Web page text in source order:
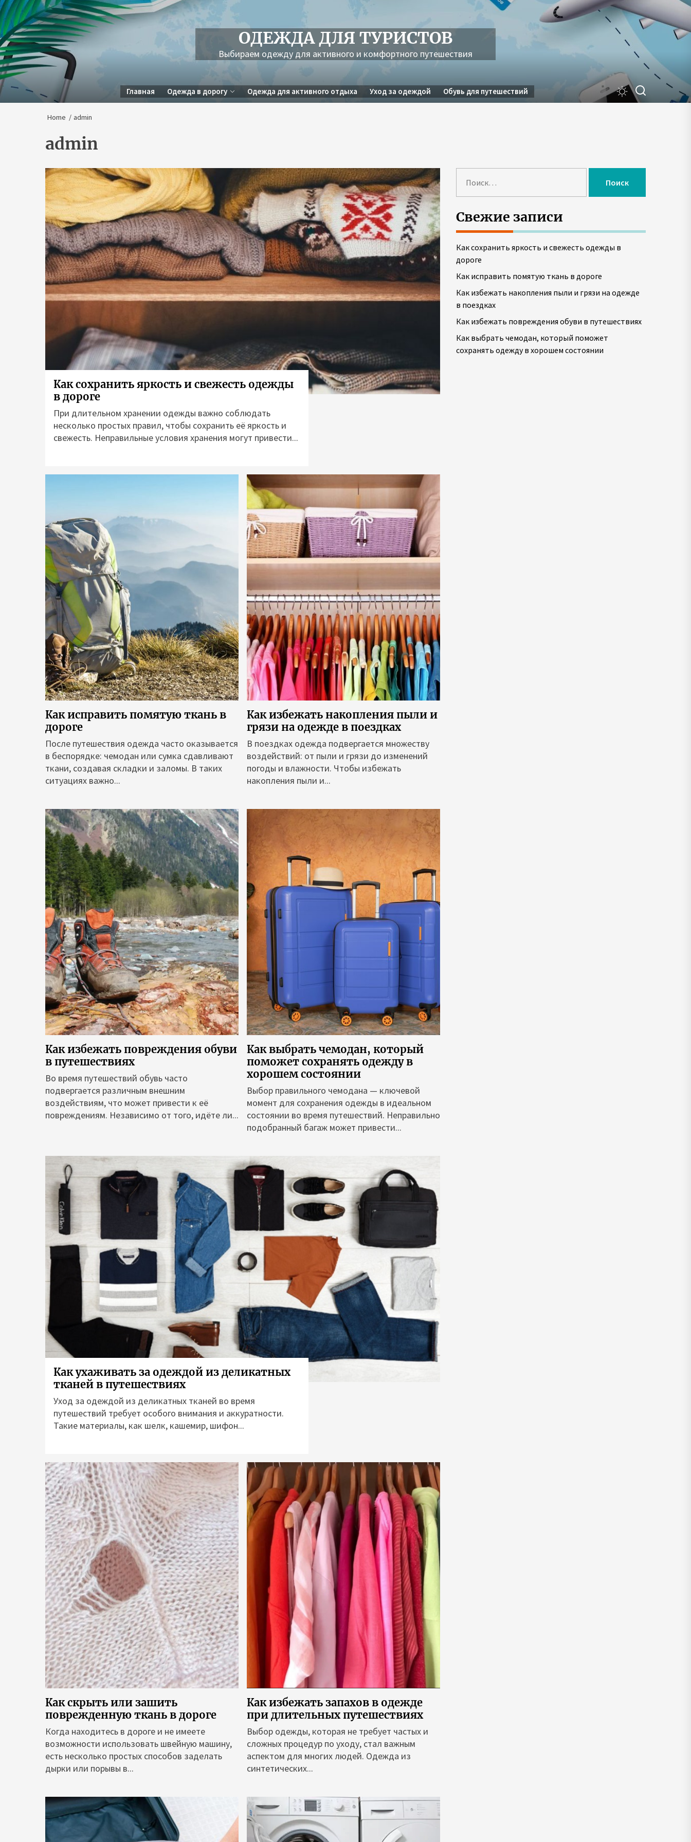
Skip
to
the
content
ОДЕЖДА ДЛЯ ТУРИСТОВ
Выбираем одежду для активного и комфортного путешествия
Главная Одежда в дорогу Одежда для активного отдыха Уход за одеждой Обувь для путешествий
Home admin
admin
Как сохранить яркость и свежесть одежды
в дороге
При длительном хранении одежды важно соблюдать
несколько простых правил, чтобы сохранить её яркость и
свежесть. Неправильные условия хранения могут привести...
Как исправить помятую ткань в
дороге
После путешествия одежда часто оказывается
в беспорядке: чемодан или сумка сдавливают
ткани, создавая складки и заломы. В таких
ситуациях важно...
Как избежать накопления пыли и
грязи на одежде в поездках
В поездках одежда подвергается множеству
воздействий: от пыли и грязи до изменений
погоды и влажности. Чтобы избежать
накопления пыли и...
Как избежать повреждения обуви
в путешествиях
Во время путешествий обувь часто
подвергается различным внешним
воздействиям, что может привести к её
повреждениям. Независимо от того, идёте ли...
Как выбрать чемодан, который
поможет сохранять одежду в
хорошем состоянии
Выбор правильного чемодана — ключевой
момент для сохранения одежды в идеальном
состоянии во время путешествий. Неправильно
подобранный багаж может привести...
Как ухаживать за одеждой из деликатных
тканей в путешествиях
Уход за одеждой из деликатных тканей во время
путешествий требует особого внимания и аккуратности.
Такие материалы, как шелк, кашемир, шифон...
Как скрыть или зашить
поврежденную ткань в дороге
Когда находитесь в дороге и не имеете
возможности использовать швейную машину,
есть несколько простых способов заделать
дырки или порывы в...
Как избежать запахов в одежде
при длительных путешествиях
Выбор одежды, которая не требует частых и
сложных процедур по уходу, стал важным
аспектом для многих людей. Одежда из
синтетических...
й
т
и
:
Свежие записи
Как сохранить яркость и свежесть одежды в
дороге
Как исправить помятую ткань в дороге
Как избежать накопления пыли и грязи на одежде
в поездках
Как избежать повреждения обуви в путешествиях
Как выбрать чемодан, который поможет
сохранять одежду в хорошем состоянии